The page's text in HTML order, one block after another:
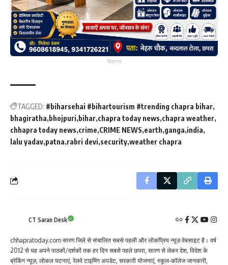
विज्ञापन
TAGGED: #biharsehai #bihartourism #trending chapra bihar
bhagiratha bhojpuri bihar chapra today news chapra weather
chhapra today news crime CRIME NEWS earth ganga india
lalu yadav patna rabri devi security weather chapra
CT Saran Desk
chhapratoday.com सारण जिले से संचालित सबसे पहली और लोकप्रिय न्यूज़ वेबसाइट है। वर्ष
2012 से यह अपने पाठकों/दर्शकों तक हर दिन सबसे पहले छपरा, सारण से लेकर देश, विदेश के
ब्रेकिंग न्यूज़, लोकल घटनाएं, रेलवे टाइमिंग अपडेट, सरकारी योजनाएं, स्कूल-कॉलेज जानकारी,